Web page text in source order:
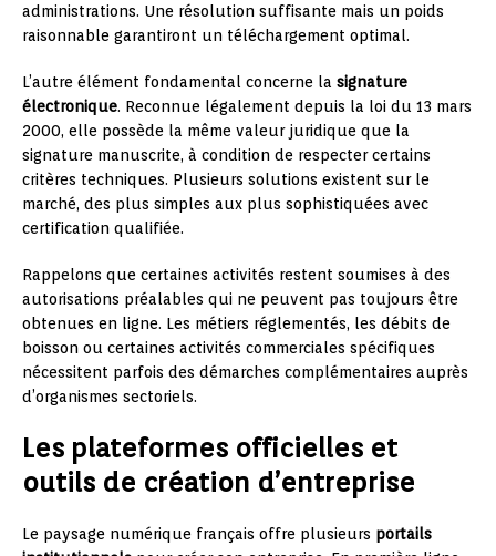
administrations. Une résolution suffisante mais un poids
raisonnable garantiront un téléchargement optimal.
L’autre élément fondamental concerne la signature
électronique. Reconnue légalement depuis la loi du 13 mars
2000, elle possède la même valeur juridique que la
signature manuscrite, à condition de respecter certains
critères techniques. Plusieurs solutions existent sur le
marché, des plus simples aux plus sophistiquées avec
certification qualifiée.
Rappelons que certaines activités restent soumises à des
autorisations préalables qui ne peuvent pas toujours être
obtenues en ligne. Les métiers réglementés, les débits de
boisson ou certaines activités commerciales spécifiques
nécessitent parfois des démarches complémentaires auprès
d’organismes sectoriels.
Les plateformes officielles et
outils de création d’entreprise
Le paysage numérique français offre plusieurs portails